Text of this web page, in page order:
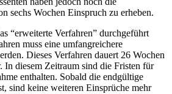
sechs Wochen Einspruch zu erheben.
“erweiterte Verfahren” durchgeführt
muss eine umfangreichere
Dieses Verfahren dauert 26 Wochen
In diesem Zeitraum sind die Fristen für
enthalten. Sobald die endgültige
sind keine weiteren Einsprüche mehr